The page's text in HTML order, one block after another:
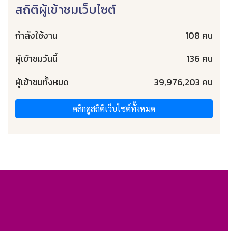
สถิติผู้เข้าชมเว็บไซต์
กำลังใช้งาน
108 คน
ผู้เข้าชมวันนี้
136 คน
ผู้เข้าชมทั้งหมด
39,976,203 คน
คลิกดูสถิติเว็บไซต์ทั้งหมด